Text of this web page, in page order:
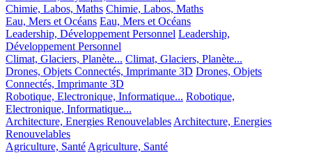
Chimie, Labos, Maths Chimie, Labos, Maths
Eau, Mers et Océans Eau, Mers et Océans
Leadership, Développement Personnel Leadership,
Développement Personnel
Climat, Glaciers, Planète... Climat, Glaciers, Planète...
Drones, Objets Connectés, Imprimante 3D Drones, Objets
Connectés, Imprimante 3D
Robotique, Electronique, Informatique... Robotique,
Electronique, Informatique...
Architecture, Energies Renouvelables Architecture, Energies
Renouvelables
Agriculture, Santé Agriculture, Santé